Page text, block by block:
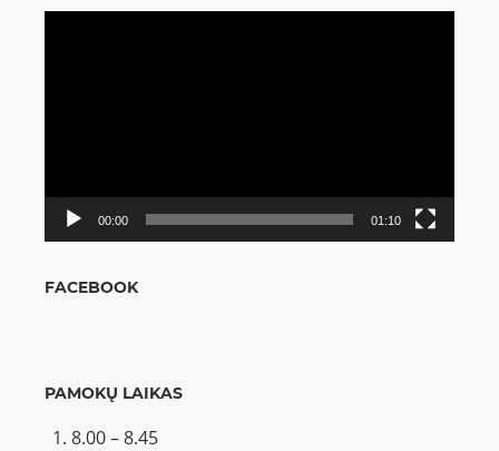
00:00 01:10
FACEBOOK
PAMOKŲ LAIKAS
8.00 – 8.45